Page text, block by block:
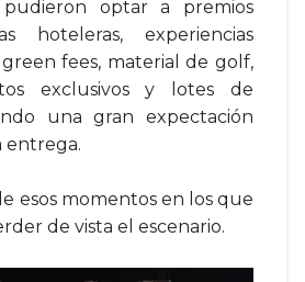
pudieron optar a premios
hoteleras, experiencias
fees, material de golf,
exclusivos y lotes de
una gran expectación
entrega.
esos momentos en los que
de vista el escenario.